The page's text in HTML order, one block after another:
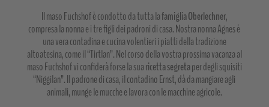
Il maso Fuchshof è condotto da tutta lafamiglia Oberlechner,
compresa la nonna e i tre figli dei padroni di casa. Nostra nonna Agnes è
una vera contadina e cucina volentieri i piatti della tradizione
altoatesina, come il “Tirtlan”. Nel corso della vostra prossima vacanza al
maso Fuchshof vi confiderà forse la suaricetta segretaper degli squisiti
“Niggilan”. Il padrone di casa, il contadino Ernst, dà da mangiare agli
animali, munge le mucche e lavora con le macchine agricole.